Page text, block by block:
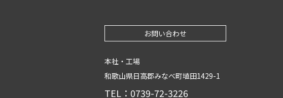
お問い合わせ
本社・工場
和歌山県日高郡みなべ町埴田1429-1
TEL：0739-72-3226